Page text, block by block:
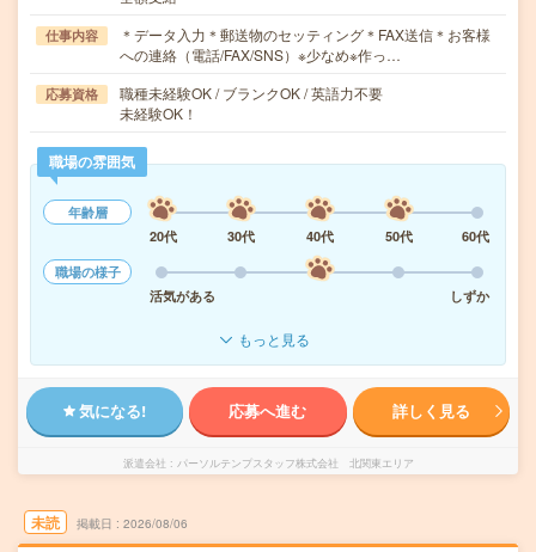
仕事内容
＊データ入力＊郵送物のセッティング＊FAX送信＊お客様
への連絡（電話/FAX/SNS）※少なめ※作っ…
応募資格
職種未経験OK / ブランクOK / 英語力不要
未経験OK！
職場の雰囲気
年齢層
20代
30代 40代 50代
60代
職場の様子
活気がある
しずか
もっと見る
気になる! 応募へ進む 詳しく見る
派遣会社 パーソルテンプスタッフ株式会社 北関東エリア
未読 掲載日 2026/08/06